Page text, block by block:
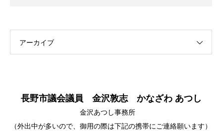
アーカイブ
長野市議会議員 金沢敦志 かなざわ あつし
金沢あつし事務所
（外出中が多いので、御用の際は下記の携帯にご連絡願います）